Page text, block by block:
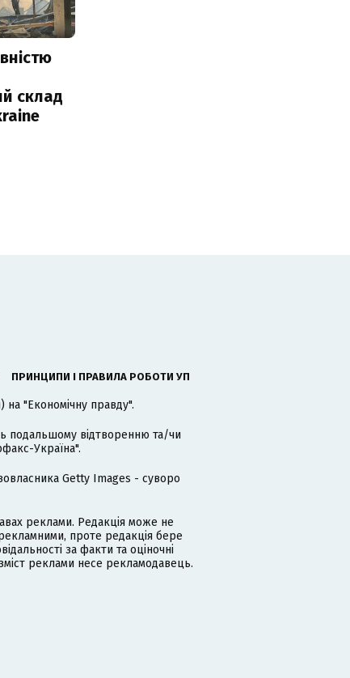
склад
ПРИНЦИПИ І ПРАВИЛА РОБОТИ УП
на "Економічну правду".
подальшому відтворенню та/чи
Україна".
Getty Images - суворо
реклами. Редакція може не
проте редакція бере
за факти та оціночні
реклами несе рекламодавець.